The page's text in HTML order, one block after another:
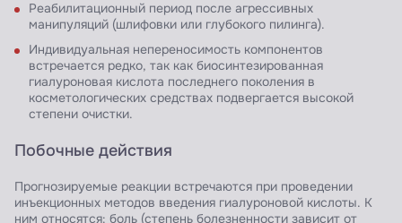
Реабилитационный период после агрессивных
манипуляций (шлифовки или глубокого пилинга).
Индивидуальная непереносимость компонентов
встречается редко, так как биосинтезированная
гиалуроновая кислота последнего поколения в
косметологических средствах подвергается высокой
степени очистки.
Побочные действия
Прогнозируемые реакции встречаются при проведении
инъекционных методов введения гиалуроновой кислоты. К
ним относятся: боль (степень болезненности зависит от